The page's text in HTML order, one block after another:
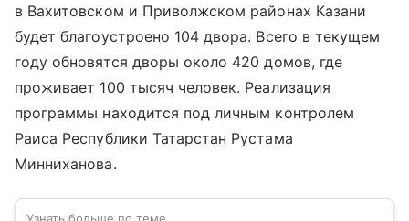
в Вахитовском и Приволжском районах Казани
будет благоустроено 104 двора. Всего в текущем
году обновятся дворы около 420 домов, где
проживает 100 тысяч человек. Реализация
программы находится под личным контролем
Раиса Республики Татарстан Рустама
Минниханова.
Узнать больше по теме